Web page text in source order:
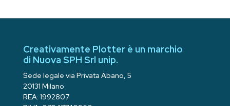
Creativamente Plotter è un marchio
di Nuova SPH Srl unip.
Sede legale via Privata Abano, 5
20131 Milano
REA: 1992807